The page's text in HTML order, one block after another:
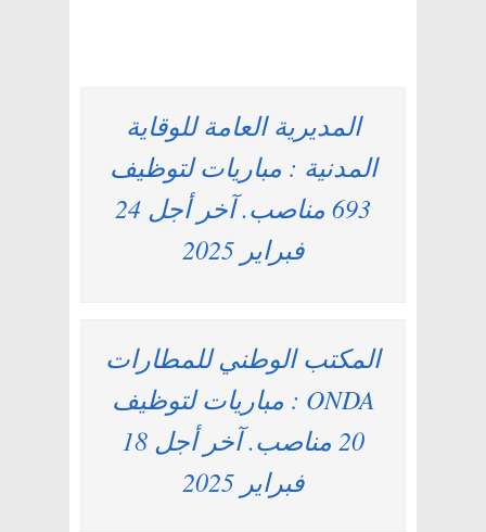
المديرية العامة للوقاية
المدنية : مباريات لتوظيف
693 مناصب. آخر أجل 24
فبراير 2025
المكتب الوطني للمطارات
ONDA : مباريات لتوظيف
20 مناصب. آخر أجل 18
فبراير 2025